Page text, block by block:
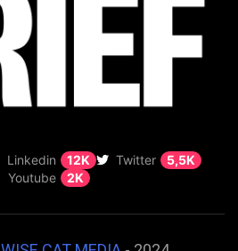
Linkedin 12K Twitter
5,5K
Youtube
2K